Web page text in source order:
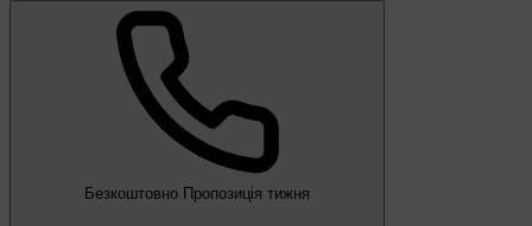
Безкоштовно Пропозиція тижня